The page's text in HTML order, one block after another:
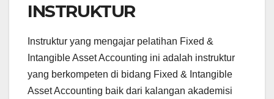
INSTRUKTUR
Instruktur yang mengajar pelatihan Fixed &
Intangible Asset Accounting ini adalah instruktur
yang berkompeten di bidang Fixed & Intangible
Asset Accounting baik dari kalangan akademisi